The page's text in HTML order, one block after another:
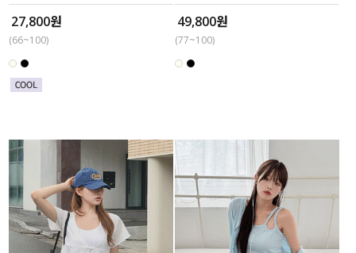
27,800원
(66~100)
49,800원
(77~100)